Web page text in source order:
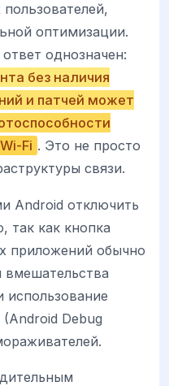
оптимизации.
однозначен:
без наличия
и патчей может
Fi . Это не просто
связи.
Android отключить
так как кнопка
приложений обычно
вмешательства
использование
Debug